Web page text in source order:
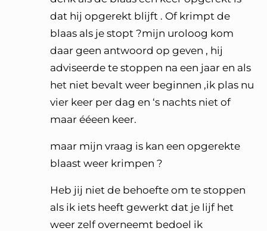
dat hij opgerekt blijft . Of krimpt de
blaas als je stopt ?mijn uroloog kom
daar geen antwoord op geven , hij
adviseerde te stoppen na een jaar en als
het niet bevalt weer beginnen ,ik plas nu
vier keer per dag en ‘s nachts niet of
maar ééeen keer.
maar mijn vraag is kan een opgerekte
blaast weer krimpen ?
Heb jij niet de behoefte om te stoppen
als ik iets heeft gewerkt dat je lijf het
weer zelf overneemt bedoel ik